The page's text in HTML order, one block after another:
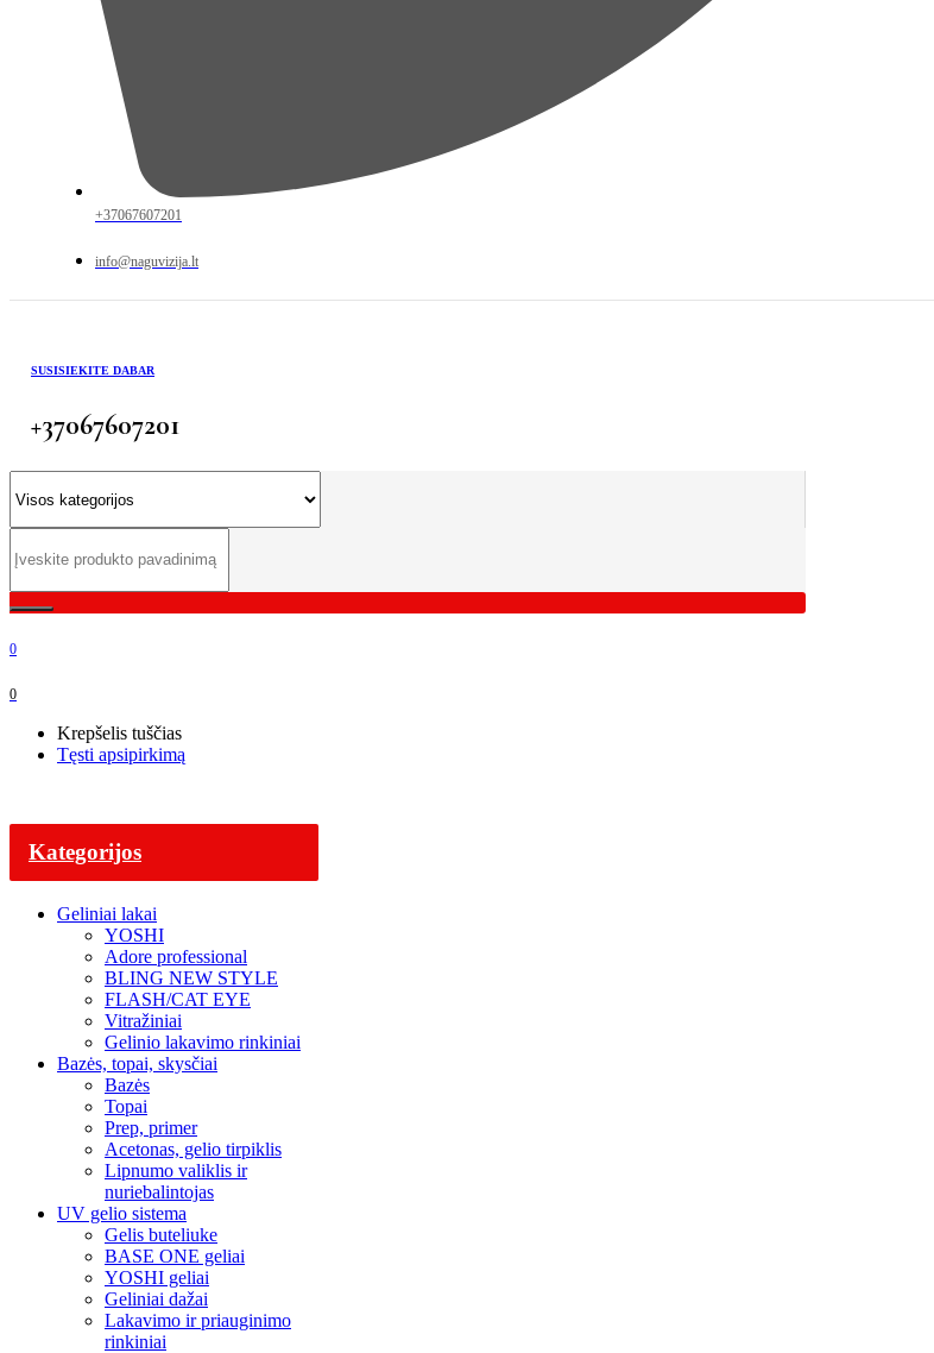
+37067607201
info@naguvizija.lt
SUSISIEKITE DABAR
+37067607201
0
0
Krepšelis tuščias
Tęsti apsipirkimą
Kategorijos
Geliniai lakai
YOSHI
Adore professional
BLING NEW STYLE
FLASH/CAT EYE
Vitražiniai
Gelinio lakavimo rinkiniai
Bazės, topai, skysčiai
Bazės
Topai
Prep, primer
Acetonas, gelio tirpiklis
Lipnumo valiklis ir
nuriebalintojas
UV gelio sistema
Gelis buteliuke
BASE ONE geliai
YOSHI geliai
Geliniai dažai
Lakavimo ir priauginimo
rinkiniai